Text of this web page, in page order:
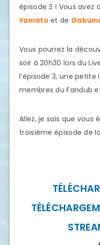
épisode 3 ! Vous avez
Yamato et de
Vous pourrez la
soir à 20h30 lors du
l’épisode 3, une
membres du Fandub
Allez, je sais que vous
troisième épisode de